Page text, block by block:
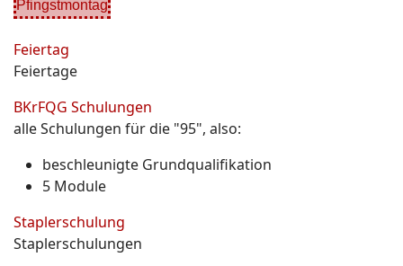
Pfingstmontag
Feiertag
Feiertage
BKrFQG Schulungen
alle Schulungen für die "95", also:
beschleunigte Grundqualifikation
5 Module
Staplerschulung
Staplerschulungen